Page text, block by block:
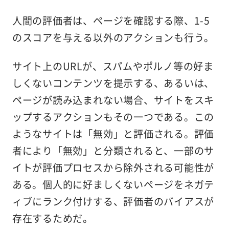
人間の評価者は、ページを確認する際、1-5
のスコアを与える以外のアクションも行う。
サイト上のURLが、スパムやポルノ等の好ま
しくないコンテンツを提示する、あるいは、
ページが読み込まれない場合、サイトをスキ
ップするアクションもその一つである。この
ようなサイトは「無効」と評価される。評価
者により「無効」と分類されると、一部のサ
イトが評価プロセスから除外される可能性が
ある。個人的に好ましくないページをネガテ
ィブにランク付けする、評価者のバイアスが
存在するためだ。